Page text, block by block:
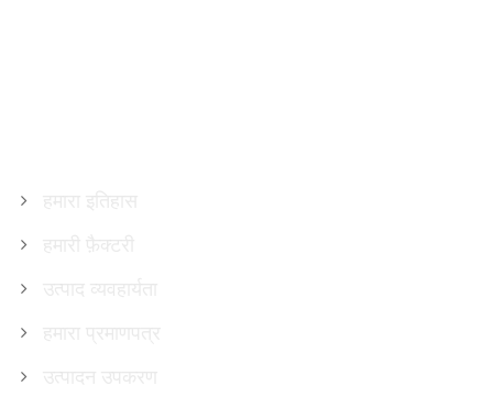
हमारा इतिहास
हमारी फ़ैक्टरी
उत्पाद व्यवहार्यता
हमारा प्रमाणपत्र
उत्पादन उपकरण